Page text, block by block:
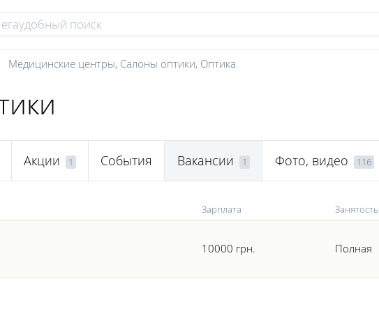
Медицинские центры, Салоны оптики, Оптика
Акции 1 События Вакансии 1 Фото, видео 116
Зарплата Занятость
10000 грн. Полная